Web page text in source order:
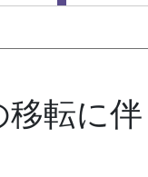
移転に